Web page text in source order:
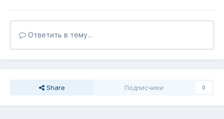
Ответить в тему...
Share Подписчики 0